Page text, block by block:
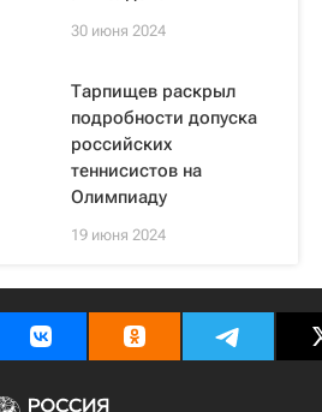
30 июня 2024
Тарпищев раскрыл
подробности допуска
российских
теннисистов на
Олимпиаду
19 июня 2024